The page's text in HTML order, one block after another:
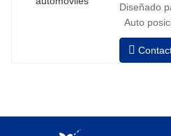
tiempo de
Diseñado
Auto
velocidad,